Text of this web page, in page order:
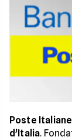
Poste Italiane
d’Italia.